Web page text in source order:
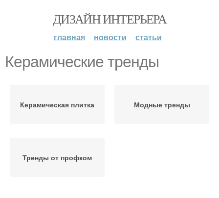
ДИЗАЙН ИНТЕРЬЕРА
главная новости статьи
Керамические тренды
Керамическая плитка Модные тренды
Тренды от профком